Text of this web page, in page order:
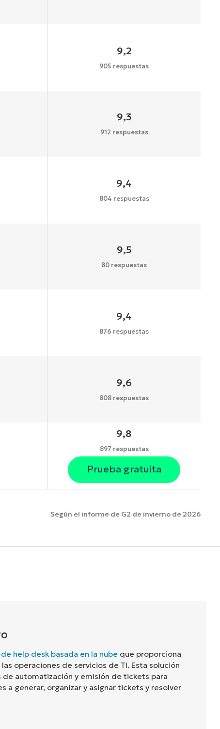
9,2
905 respuestas
9,3
912 respuestas
9,4
804 respuestas
9,5
80 respuestas
9,4
876 respuestas
9,6
808 respuestas
9,8
897 respuestas
Prueba gratuita
Según el informe de G2 de invierno de 2026
help desk basada en la nube que proporciona
operaciones de servicios de TI. Esta solución
de automatización y emisión de tickets para
a generar, organizar y asignar tickets y resolver